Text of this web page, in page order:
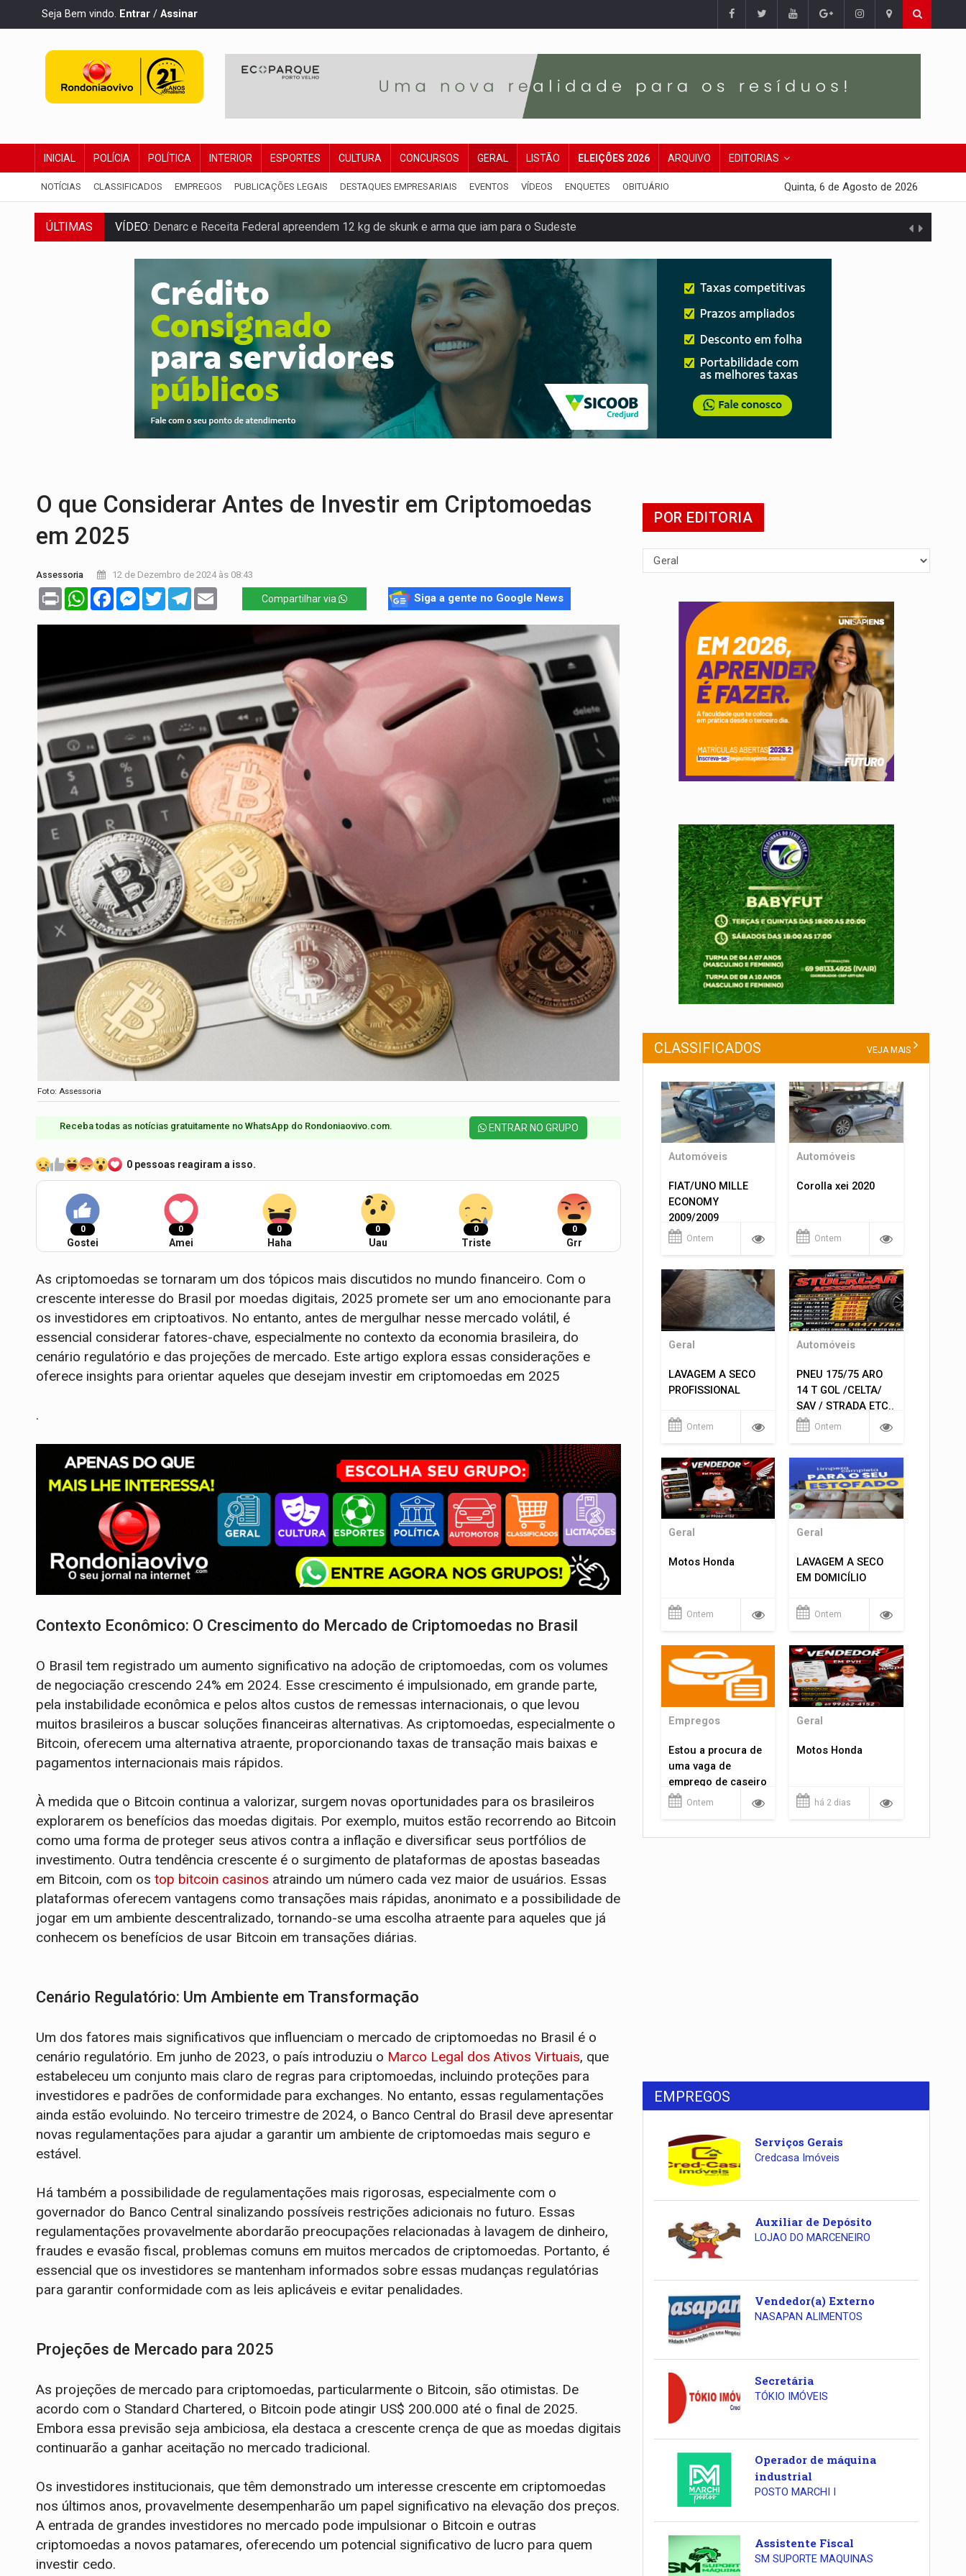
Seja Bem vindo. Entrar / Assinar
INICIAL POLÍCIA POLÍTICA INTERIOR ESPORTES CULTURA CONCURSOS GERAL LISTÃO ELEIÇÕES 2026 ARQUIVO EDITORIAS
NOTÍCIAS CLASSIFICADOS EMPREGOS PUBLICAÇÕES LEGAIS DESTAQUES EMPRESARIAIS EVENTOS VÍDEOS ENQUETES OBITUÁRIO Quinta, 6 de Agosto de 2026
ÚLTIMAS
VÍDEO:Denarc e Receita Federal apreendem 12 kg de skunk e arma que iam para o Sudeste
OPERAÇÃO DA PC:Membros do CV são presos com armas e drogas após crime de tortur@
Espetáculo As Marias Somos Nós será apresentado na capital
Três são presos após furto de motocicleta em frente de academia
CELEBRAÇÃO:Cerejeiras completa 43 anos de emancipação com programação esportiva
SAÚDE:Anvisa desmente boato sobre presença de plástico ou petróleo em ovos
Pitbulls fogem de residência e atacam casal de idosos na zona Leste
AÇÃO CONJUNTA: Forças policiais apreendem cerca de 1kg de ouro em Rondônia
PF ESTÁ APURANDO:Flávio Bolsonaro escolhe Alfredo Gaspar como vice, alvo de denúncia por estupro
O que Considerar Antes de Investir em Criptomoedas
em 2025
Assessoria 12 de Dezembro de 2024 às 08:43
Print WhatsAppFacebookMessenger
TwitterTelegram Compartilhar via Siga a gente no Google News
Foto: Assessoria
Receba todas as notícias gratuitamente no WhatsApp do Rondoniaovivo.com.​ ENTRAR NO GRUPO
0 pessoas reagiram a isso.
0
Gostei
0
Amei
0
Haha
0
Uau
0
Triste
0
Grr
As criptomoedas se tornaram um dos tópicos mais discutidos no mundo financeiro. Com o
crescente interesse do Brasil por moedas digitais, 2025 promete ser um ano emocionante para
os investidores em criptoativos. No entanto, antes de mergulhar nesse mercado volátil, é
essencial considerar fatores-chave, especialmente no contexto da economia brasileira, do
cenário regulatório e das projeções de mercado. Este artigo explora essas considerações e
oferece insights para orientar aqueles que desejam investir em criptomoedas em 2025
.
Contexto Econômico: O Crescimento do Mercado de Criptomoedas no Brasil
O Brasil tem registrado um aumento significativo na adoção de criptomoedas, com os volumes
de negociação crescendo 24% em 2024. Esse crescimento é impulsionado, em grande parte,
pela instabilidade econômica e pelos altos custos de remessas internacionais, o que levou
muitos brasileiros a buscar soluções financeiras alternativas. As criptomoedas, especialmente o
Bitcoin, oferecem uma alternativa atraente, proporcionando taxas de transação mais baixas e
pagamentos internacionais mais rápidos.
À medida que o Bitcoin continua a valorizar, surgem novas oportunidades para os brasileiros
explorarem os benefícios das moedas digitais. Por exemplo, muitos estão recorrendo ao Bitcoin
como uma forma de proteger seus ativos contra a inflação e diversificar seus portfólios de
investimento. Outra tendência crescente é o surgimento de plataformas de apostas baseadas
em Bitcoin, com os top bitcoin casinos atraindo um número cada vez maior de usuários. Essas
plataformas oferecem vantagens como transações mais rápidas, anonimato e a possibilidade de
jogar em um ambiente descentralizado, tornando-se uma escolha atraente para aqueles que já
conhecem os benefícios de usar Bitcoin em transações diárias.
Cenário Regulatório: Um Ambiente em Transformação
Um dos fatores mais significativos que influenciam o mercado de criptomoedas no Brasil é o
cenário regulatório. Em junho de 2023, o país introduziu o Marco Legal dos Ativos Virtuais, que
estabeleceu um conjunto mais claro de regras para criptomoedas, incluindo proteções para
investidores e padrões de conformidade para exchanges. No entanto, essas regulamentações
ainda estão evoluindo. No terceiro trimestre de 2024, o Banco Central do Brasil deve apresentar
novas regulamentações para ajudar a garantir um ambiente de criptomoedas mais seguro e
estável.
Há também a possibilidade de regulamentações mais rigorosas, especialmente com o
governador do Banco Central sinalizando possíveis restrições adicionais no futuro. Essas
regulamentações provavelmente abordarão preocupações relacionadas à lavagem de dinheiro,
fraudes e evasão fiscal, problemas comuns em muitos mercados de criptomoedas. Portanto, é
essencial que os investidores se mantenham informados sobre essas mudanças regulatórias
para garantir conformidade com as leis aplicáveis e evitar penalidades.
Projeções de Mercado para 2025
As projeções de mercado para criptomoedas, particularmente o Bitcoin, são otimistas. De
acordo com o Standard Chartered, o Bitcoin pode atingir US$ 200.000 até o final de 2025.
Embora essa previsão seja ambiciosa, ela destaca a crescente crença de que as moedas digitais
continuarão a ganhar aceitação no mercado tradicional.
Os investidores institucionais, que têm demonstrado um interesse crescente em criptomoedas
nos últimos anos, provavelmente desempenharão um papel significativo na elevação dos preços.
A entrada de grandes investidores no mercado pode impulsionar o Bitcoin e outras
criptomoedas a novos patamares, oferecendo um potencial significativo de lucro para quem
investir cedo.
POR EDITORIA
CLASSIFICADOS VEJA MAIS
Automóveis
FIAT/UNO MILLE
ECONOMY
2009/2009
Ontem
Automóveis
Corolla xei 2020
Ontem
Geral
LAVAGEM A SECO
PROFISSIONAL
Ontem
Automóveis
PNEU 175/75 ARO
14 T GOL /CELTA/
SAV / STRADA ETC..
R$ 219,99
Ontem
Geral
Motos Honda
Ontem
Geral
LAVAGEM A SECO
EM DOMICÍLIO
Ontem
Empregos
Estou a procura de
uma vaga de
emprego de caseiro
em porto velho
Ontem
Geral
Motos Honda
há 2 dias
EMPREGOS
Serviços Gerais
Credcasa Imóveis
Auxiliar de Depósito
LOJAO DO MARCENEIRO
Vendedor(a) Externo
NASAPAN ALIMENTOS
Secretária
TÓKIO IMÓVEIS
Operador de máquina
industrial
POSTO MARCHI I
Assistente Fiscal
SM SUPORTE MAQUINAS